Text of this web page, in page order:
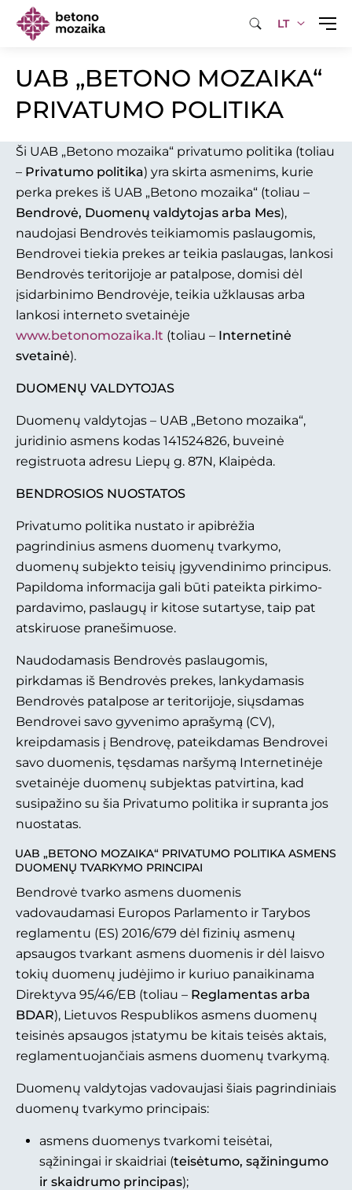
LT
UAB „BETONO MOZAIKA“
PRIVATUMO POLITIKA
Ši UAB „Betono mozaika“ privatumo politika (toliau
– Privatumo politika) yra skirta asmenims, kurie
perka prekes iš UAB „Betono mozaika“ (toliau –
Bendrovė, Duomenų valdytojas arba Mes),
naudojasi Bendrovės teikiamomis paslaugomis,
Bendrovei tiekia prekes ar teikia paslaugas, lankosi
Bendrovės teritorijoje ar patalpose, domisi dėl
įsidarbinimo Bendrovėje, teikia užklausas arba
lankosi interneto svetainėje
www.betonomozaika.lt (toliau – Internetinė
svetainė).
DUOMENŲ VALDYTOJAS
Duomenų valdytojas – UAB „Betono mozaika“,
juridinio asmens kodas 141524826, buveinė
registruota adresu Liepų g. 87N, Klaipėda.
BENDROSIOS NUOSTATOS
Privatumo politika nustato ir apibrėžia
pagrindinius asmens duomenų tvarkymo,
duomenų subjekto teisių įgyvendinimo principus.
Papildoma informacija gali būti pateikta pirkimo-
pardavimo, paslaugų ir kitose sutartyse, taip pat
atskiruose pranešimuose.
Naudodamasis Bendrovės paslaugomis,
pirkdamas iš Bendrovės prekes, lankydamasis
Bendrovės patalpose ar teritorijoje, siųsdamas
Bendrovei savo gyvenimo aprašymą (CV),
kreipdamasis į Bendrovę, pateikdamas Bendrovei
savo duomenis, tęsdamas naršymą Internetinėje
svetainėje duomenų subjektas patvirtina, kad
susipažino su šia Privatumo politika ir supranta jos
nuostatas.
UAB „BETONO MOZAIKA“ PRIVATUMO POLITIKA ASMENS
DUOMENŲ TVARKYMO PRINCIPAI
Bendrovė tvarko asmens duomenis
vadovaudamasi Europos Parlamento ir Tarybos
reglamentu (ES) 2016/679 dėl fizinių asmenų
apsaugos tvarkant asmens duomenis ir dėl laisvo
tokių duomenų judėjimo ir kuriuo panaikinama
Direktyva 95/46/EB (toliau – Reglamentas arba
BDAR), Lietuvos Respublikos asmens duomenų
teisinės apsaugos įstatymu be kitais teisės aktais,
reglamentuojančiais asmens duomenų tvarkymą.
Duomenų valdytojas vadovaujasi šiais pagrindiniais
duomenų tvarkymo principais:
asmens duomenys tvarkomi teisėtai,
sąžiningai ir skaidriai (teisėtumo, sąžiningumo
ir skaidrumo principas);